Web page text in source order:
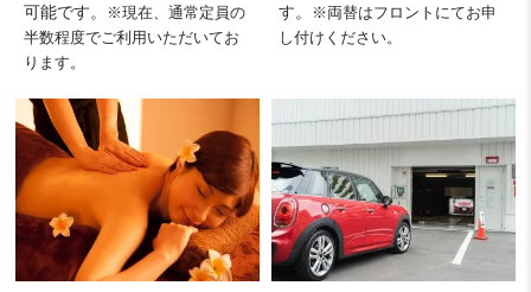
可能です。
※現在、通常定員の
半数程度でご利用いただいてお
ります。
す。
※両替はフロントにてお申
し付けください。